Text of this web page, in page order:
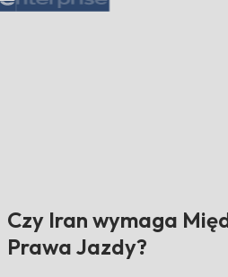
Czy Iran wymaga
Prawa Jazdy?